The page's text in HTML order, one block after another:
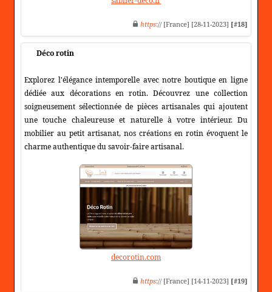
https:// [France] [28-11-2023] [#18]
Déco rotin
Explorez l'élégance intemporelle avec notre boutique en ligne
dédiée aux décorations en rotin. Découvrez une collection
soigneusement sélectionnée de pièces artisanales qui ajoutent
une touche chaleureuse et naturelle à votre intérieur. Du
mobilier au petit artisanat, nos créations en rotin évoquent le
charme authentique du savoir-faire artisanal.
decorotin.com
https:// [France] [14-11-2023] [#19]